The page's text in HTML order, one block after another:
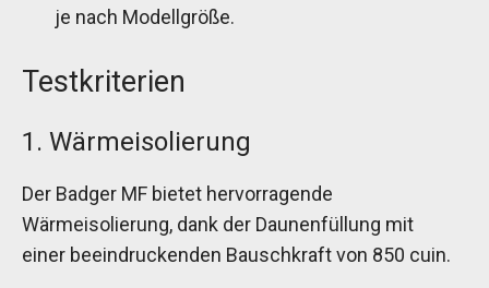
je nach Modellgröße.
Testkriterien
1. Wärmeisolierung
Der Badger MF bietet hervorragende
Wärmeisolierung, dank der Daunenfüllung mit
einer beeindruckenden Bauschkraft von 850 cuin.